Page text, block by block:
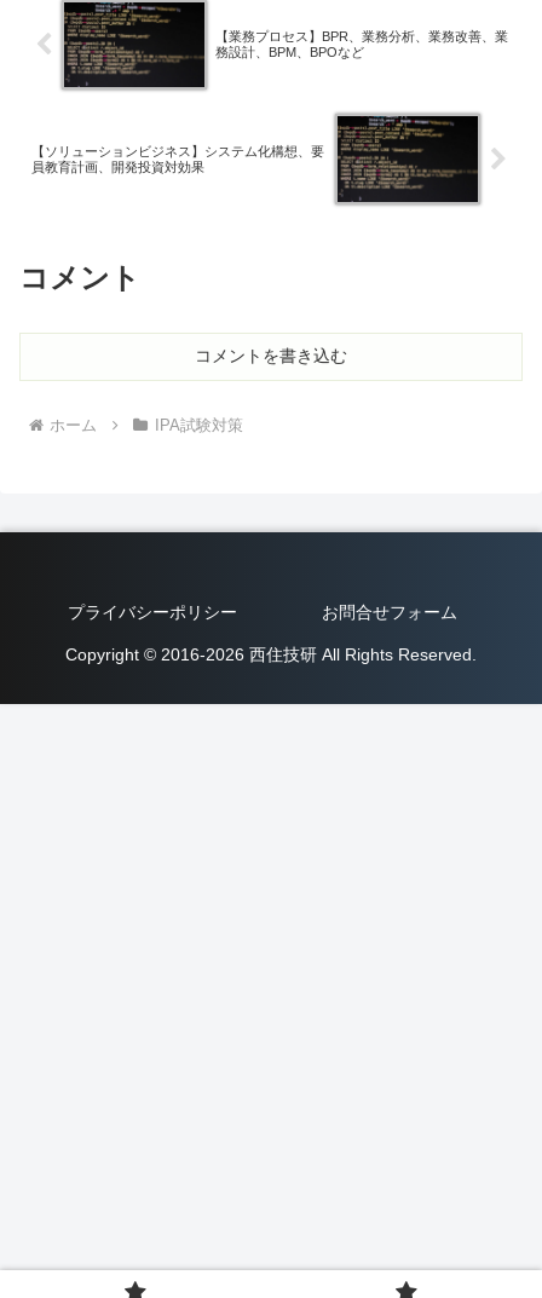
【業務プロセス】BPR、業務分析、業務改善、業
務設計、BPM、BPOなど
【ソリューションビジネス】システム化構想、要
員教育計画、開発投資対効果
コメント
コメントを書き込む
ホーム IPA試験対策
プライバシーポリシー お問合せフォーム
Copyright © 2016-2026 西住技研 All Rights Reserved.